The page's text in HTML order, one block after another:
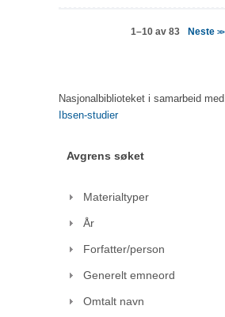
1–10 av 83 Neste>>
Nasjonalbiblioteket i samarbeid med
Ibsen-studier
Avgrens søket
Materialtyper
År
Forfatter/person
Generelt emneord
Omtalt navn